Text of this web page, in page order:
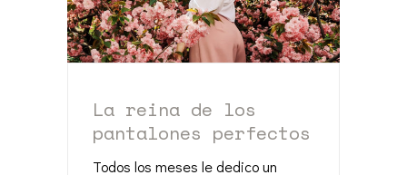
La reina de los
pantalones perfectos
Todos los meses le dedico un